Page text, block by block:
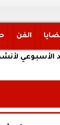
الفن
لأنشطة وزارة